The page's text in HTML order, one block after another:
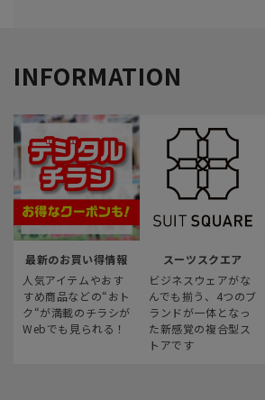
INFORMATION
最新のお買い得情報
人気アイテムやおす
すめ商品などの“おト
ク“が満載のチラシが
Webでも見られる！
スーツスクエア
ビジネスウェアがな
んでも揃う、4つのブ
ランドが一体となっ
た新感覚の複合型ス
トアです